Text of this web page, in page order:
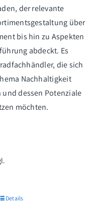
der relevante
über
bis hin zu Aspekten
abdeckt. Es
die sich
Nachhaltigkeit
dessen Potenziale
möchten.
Details